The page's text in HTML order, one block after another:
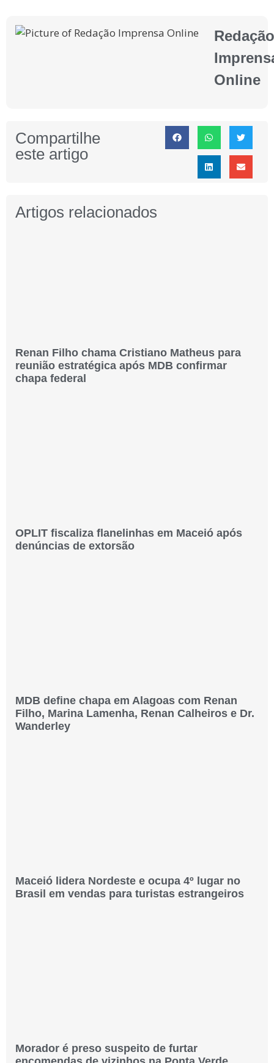
Redação
Online
Compartilhe
este artigo
Artigos relacionados
Renan Filho chama Cristiano Matheus para
reunião estratégica após MDB confirmar
chapa federal
OPLIT fiscaliza flanelinhas em Maceió após
denúncias de extorsão
MDB define chapa em Alagoas com Renan
Filho, Marina Lamenha, Renan Calheiros e Dr.
Wanderley
Maceió lidera Nordeste e ocupa 4º lugar no
Brasil em vendas para turistas estrangeiros
Morador é preso suspeito de furtar